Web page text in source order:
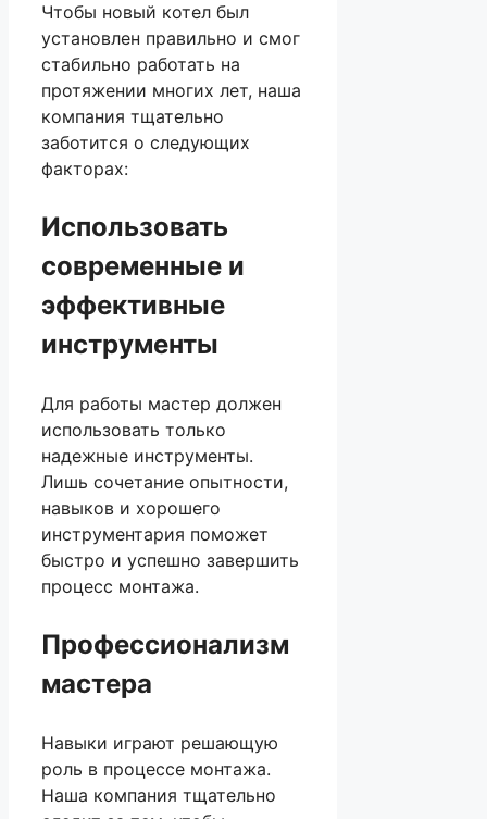
Чтобы новый котел был
установлен правильно и смог
стабильно работать на
протяжении многих лет, наша
компания тщательно
заботится о следующих
факторах:
Использовать
современные и
эффективные
инструменты
Для работы мастер должен
использовать только
надежные инструменты.
Лишь сочетание опытности,
навыков и хорошего
инструментария поможет
быстро и успешно завершить
процесс монтажа.
Профессионализм
мастера
Навыки играют решающую
роль в процессе монтажа.
Наша компания тщательно